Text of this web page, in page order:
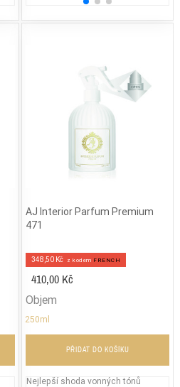
AJ Interior Parfum Premium
471
348,50 Kč z kodem FRENCH
410,00 Kč
Objem
250ml
PŘIDAT DO KOŠÍKU
Nejlepší shoda vonných tónů